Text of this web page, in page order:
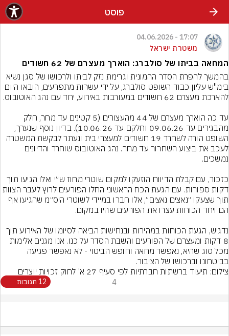
פוסט
17:07 - 04.06.2026
משטרת ישראל
המחאה בביתו של סולברג: הוארך מעצרם של 62 חשודים
כזכור, עם קבלת הדיווח הוזעקו למקום שוטרי מחוז ש״י ואלו הגיעו תוך
בביטחונו וברכושו של הציבור.
צילום: תיעוד ברשתות חברתיות לפי סעיף 27 א' לחוק זכויות יוצרים
4 12 תגובות